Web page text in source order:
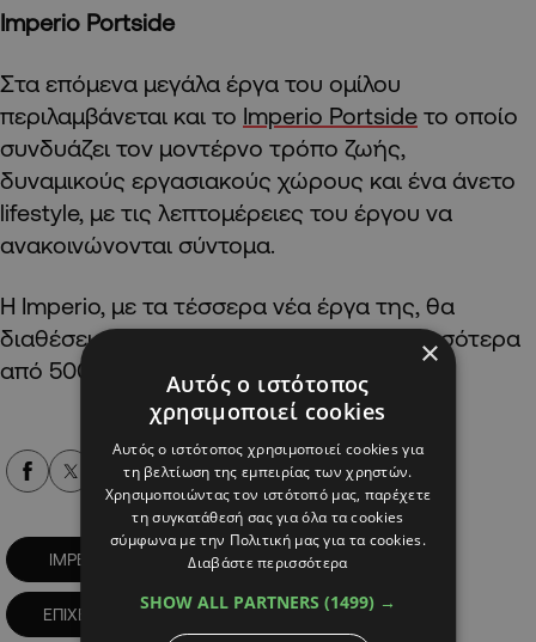
Imperio Portside
Στα επόμενα μεγάλα έργα του ομίλου
περιλαμβάνεται και το Imperio Portside το οποίο
συνδυάζει τον μοντέρνο τρόπο ζωής,
δυναμικούς εργασιακούς χώρους και ένα άνετο
lifestyle, με τις λεπτομέρειες του έργου να
ανακοινώνονται σύντομα.
Η Imperio, με τα τέσσερα νέα έργα της, θα
διαθέσει στην αγορά της Λεμεσού περισσότερα
από 500 ακίνητα.
Alpha Podcasts
IMPERIO Silicon Park
ΕΠΙΧΕΙΡΗΜΑΤΙΚΑ ΝΕΑ
×
Αυτός ο ιστότοπος
χρησιμοποιεί cookies
Αυτός ο ιστότοπος χρησιμοποιεί cookies για
τη βελτίωση της εμπειρίας των χρηστών.
Χρησιμοποιώντας τον ιστότοπό μας, παρέχετε
τη συγκατάθεσή σας για όλα τα cookies
σύμφωνα με την Πολιτική μας για τα cookies.
Διαβάστε περισσότερα
SHOW ALL PARTNERS (1499) →